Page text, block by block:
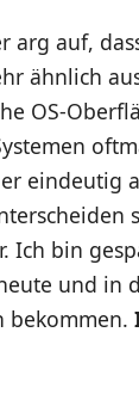
arg auf,
ähnlich
OS-
eindeutig
Ich bin
und in
bekommen.